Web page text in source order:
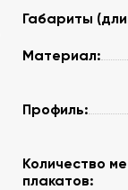
Габариты
Материал:
Профиль:
Количество
плакатов: